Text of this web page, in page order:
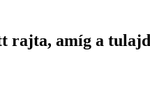
rajta, amíg a